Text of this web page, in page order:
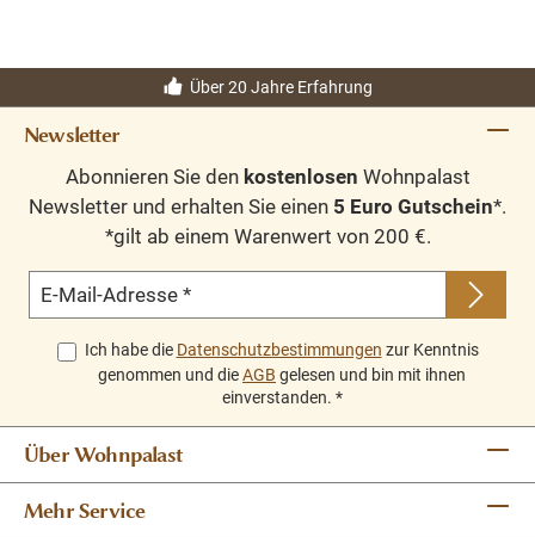
Massivholz Möbel
Landhausstil
100% Kieferholz
Einlegeböden verstellbar
Geben Sie bitte Ihre gewünschte Farbe beim Kauf
im Kommentarfeld mit an.
Andere Abmessungen und Sonderanfertigungen sind
möglich.Bitte Fragen Sie uns.
Über 20 Jahre Erfahrung
Newsletter
Abonnieren Sie den kostenlosen Wohnpalast
Newsletter und erhalten Sie einen 5 Euro Gutschein*.
*gilt ab einem Warenwert von 200 €.
E-Mail-Adresse *
Ich habe die Datenschutzbestimmungen zur Kenntnis
genommen und dieAGB gelesen und bin mit ihnen
einverstanden. *
Über Wohnpalast
Mehr Service